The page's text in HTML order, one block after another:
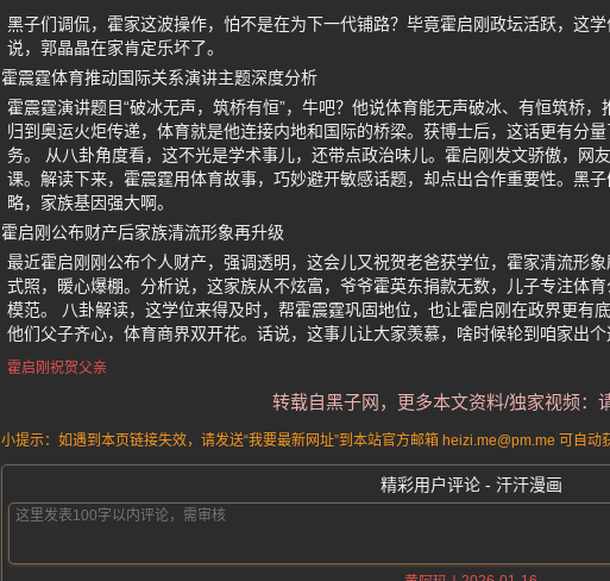
黑子们调侃，霍家这波操作，怕不是在为下一代铺路？毕竟霍启刚政坛活跃，这
说，郭晶晶在家肯定乐坏了。
霍震霆体育推动国际关系演讲主题深度分析
霍震霆演讲题目“破冰无声，筑桥有恒”，牛吧？他说体育能无声破冰、有恒筑桥
归到奥运火炬传递，体育就是他连接内地和国际的桥梁。获博士后，这话更有分
务。 从八卦角度看，这不光是学术事儿，还带点政治味儿。霍启刚发文骄傲，网
课。解读下来，霍震霆用体育故事，巧妙避开敏感话题，却点出合作重要性。黑
略，家族基因强大啊。
霍启刚公布财产后家族清流形象再升级
最近霍启刚刚公布个人财产，强调透明，这会儿又祝贺老爸获学位，霍家清流形
式照，暖心爆棚。分析说，这家族从不炫富，爷爷霍英东捐款无数，儿子专注体
模范。 八卦解读，这学位来得及时，帮霍震霆巩固地位，也让霍启刚在政界更有
他们父子齐心，体育商界双开花。话说，这事儿让大家羡慕，啥时候轮到咱家出个
霍启刚祝贺父亲
转载自黑子网，更多本文资料/独家视频：
小提示：如遇到本页链接失效，请发送“我要最新网址”到本站官方邮箱 heizi.me@pm.me 可自动
精彩用户评论 - 汗汗漫画